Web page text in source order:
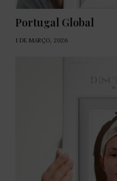
Portugal Global
1 DE MARÇO, 2026